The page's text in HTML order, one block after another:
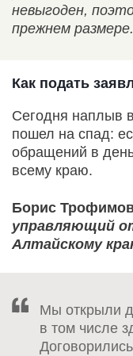
невыгоден,
прежнем размере.
Как подать
Сегодня наплыв
пошел на спад:
обращений в
всему краю.
Борис
управляющий
Алтайскому
Мы открыли
в том числе